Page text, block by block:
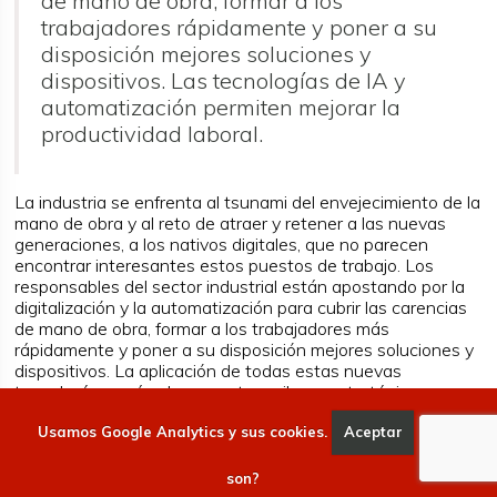
trabajadores rápidamente y poner a su
disposición mejores soluciones y
dispositivos. Las tecnologías de IA y
automatización permiten mejorar la
productividad laboral.
La industria se enfrenta al tsunami del envejecimiento de la
mano de obra y al reto de atraer y retener a las nuevas
generaciones, a los nativos digitales, que no parecen
encontrar interesantes estos puestos de trabajo. Los
responsables del sector industrial están apostando por la
digitalización y la automatización para cubrir las carencias
de mano de obra, formar a los trabajadores más
rápidamente y poner a su disposición mejores soluciones y
dispositivos. La aplicación de todas estas nuevas
tecnologías serán claves en tres pilares estratégicos:
--La visibilidad en tiempo real del inventario, los
activos, los procesos y los empleados. Por ejemplo, un
fabricante de automóviles ha digitalizado y automatizado
Usamos Google Analytics y sus cookies. Aceptar
son?